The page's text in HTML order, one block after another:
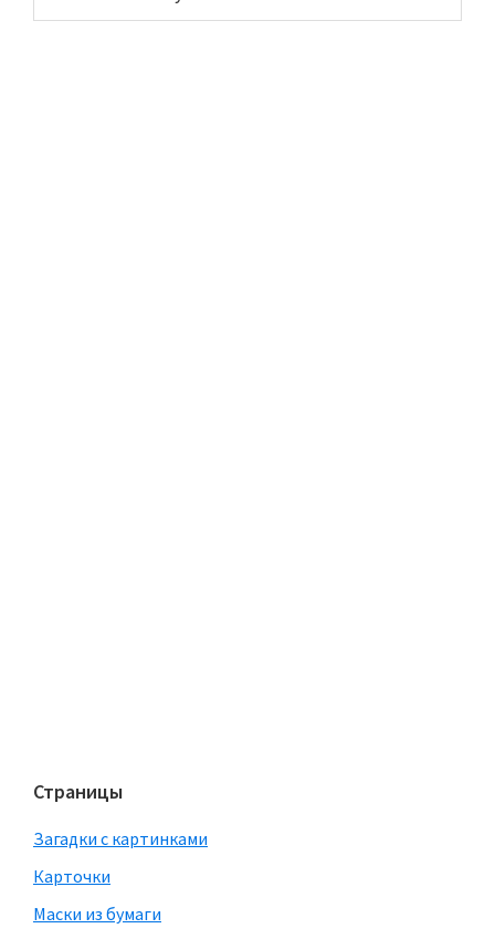
сайдбар
Страницы
Загадки с картинками
Карточки
Маски из бумаги